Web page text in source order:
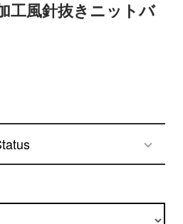
工風針抜きニットバ